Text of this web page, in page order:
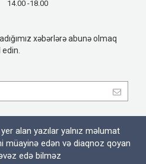
14.00 -18.00
xəbərlərə abunə olmaq
alan yazılar yalnız məlumat
müayinə edən və diaqnoz qoyan
edə bilməz